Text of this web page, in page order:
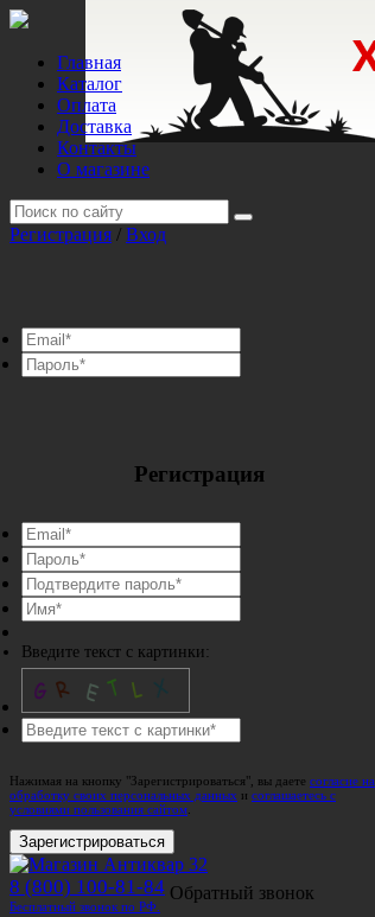
Главная
Каталог
Оплата
Доставка
Контакты
О магазине
Регистрация / Вход
Регистрация
Введите текст с картинки:
Нажимая на кнопку "Зарегистрироваться", вы даете согласие на
обработку своих персональных данных и соглашаетесь с
условиями пользования сайтом
Зарегистрироваться
8 (800) 100-81-84
Бесплатный звонок по РФ.
Обратный звонок